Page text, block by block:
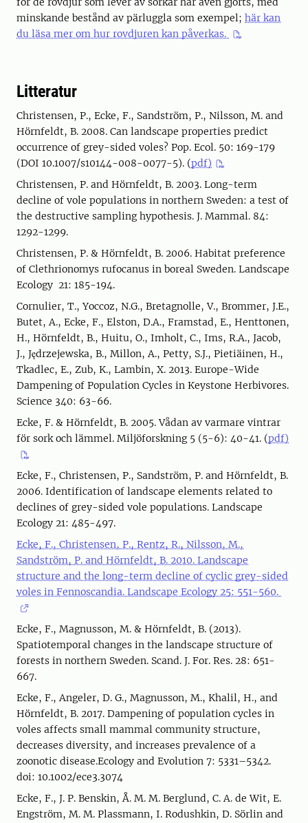
minskande bestånd av pärluggla som exempel; här kan
du läsa mer om hur rovdjuren kan påverkas.
Litteratur
Christensen, P., Ecke, F., Sandström, P., Nilsson, M. and
Hörnfeldt, B. 2008. Can landscape properties predict
occurrence of grey-sided voles? Pop. Ecol. 50: 169-179
(DOI 10.1007/s10144-008-0077-5). (pdf)
Christensen, P. and Hörnfeldt, B. 2003. Long-term
decline of vole populations in northern Sweden: a test of
the destructive sampling hypothesis. J. Mammal. 84:
1292-1299.
Christensen, P. & Hörnfeldt, B. 2006. Habitat preference
of Clethrionomys rufocanus in boreal Sweden. Landscape
Ecology 21: 185-194.
Cornulier, T., Yoccoz, N.G., Bretagnolle, V., Brommer, J.E.,
Butet, A., Ecke, F., Elston, D.A., Framstad, E., Henttonen,
H., Hörnfeldt, B., Huitu, O., Imholt, C., Ims, R.A., Jacob,
J., Jędrzejewska, B., Millon, A., Petty, S.J., Pietiäinen, H.,
Tkadlec, E., Zub, K., Lambin, X. 2013. Europe-Wide
Dampening of Population Cycles in Keystone Herbivores.
Science 340: 63-66.
Ecke, F. & Hörnfeldt, B. 2005. Vådan av varmare vintrar
för sork och lämmel. Miljöforskning 5 (5-6): 40-41. (pdf)
Ecke, F., Christensen, P., Sandström, P. and Hörnfeldt, B.
2006. Identification of landscape elements related to
declines of grey-sided vole populations. Landscape
Ecology 21: 485-497.
Ecke, F., Christensen, P., Rentz, R., Nilsson, M.,
Sandström, P. and Hörnfeldt, B. 2010. Landscape
structure and the long-term decline of cyclic grey-sided
voles in Fennoscandia. Landscape Ecology 25: 551-560.
Ecke, F., Magnusson, M. & Hörnfeldt, B. (2013).
Spatiotemporal changes in the landscape structure of
forests in northern Sweden. Scand. J. For. Res. 28: 651-
667.
Ecke, F., Angeler, D. G., Magnusson, M., Khalil, H., and
Hörnfeldt, B. 2017. Dampening of population cycles in
voles affects small mammal community structure,
decreases diversity, and increases prevalence of a
zoonotic disease.Ecology and Evolution 7: 5331–5342.
doi: 10.1002/ece3.3074
Ecke, F., J. P. Benskin, Å. M. M. Berglund, C. A. de Wit, E.
Engström, M. M. Plassmann, I. Rodushkin, D. Sörlin and